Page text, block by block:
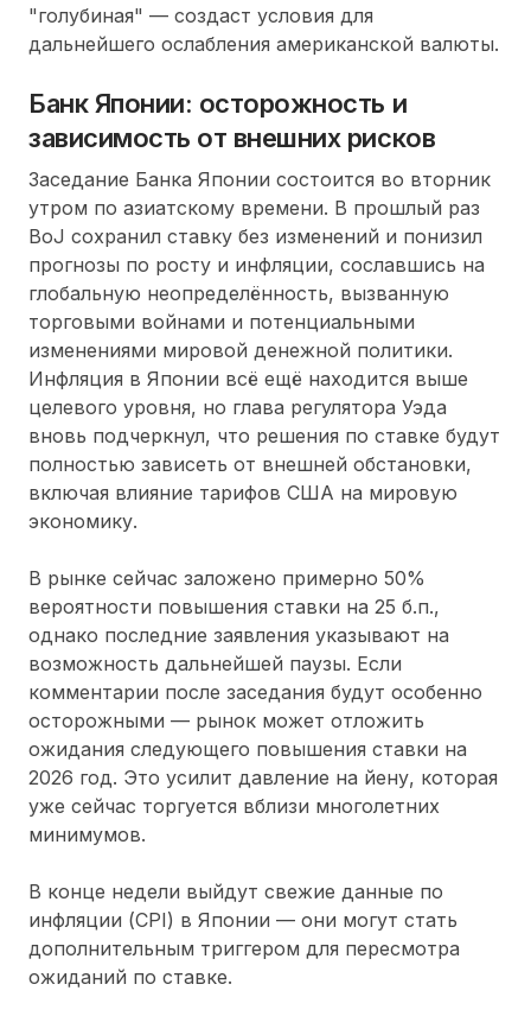
"голубиная" — создаст условия для
дальнейшего ослабления американской валюты.
Банк Японии: осторожность и
зависимость от внешних рисков
Заседание Банка Японии состоится во вторник
утром по азиатскому времени. В прошлый раз
BoJ сохранил ставку без изменений и понизил
прогнозы по росту и инфляции, сославшись на
глобальную неопределённость, вызванную
торговыми войнами и потенциальными
изменениями мировой денежной политики.
Инфляция в Японии всё ещё находится выше
целевого уровня, но глава регулятора Уэда
вновь подчеркнул, что решения по ставке будут
полностью зависеть от внешней обстановки,
включая влияние тарифов США на мировую
экономику.
В рынке сейчас заложено примерно 50%
вероятности повышения ставки на 25 б.п.,
однако последние заявления указывают на
возможность дальнейшей паузы. Если
комментарии после заседания будут особенно
осторожными — рынок может отложить
ожидания следующего повышения ставки на
2026 год. Это усилит давление на йену, которая
уже сейчас торгуется вблизи многолетних
минимумов.
В конце недели выйдут свежие данные по
инфляции (CPI) в Японии — они могут стать
дополнительным триггером для пересмотра
ожиданий по ставке.